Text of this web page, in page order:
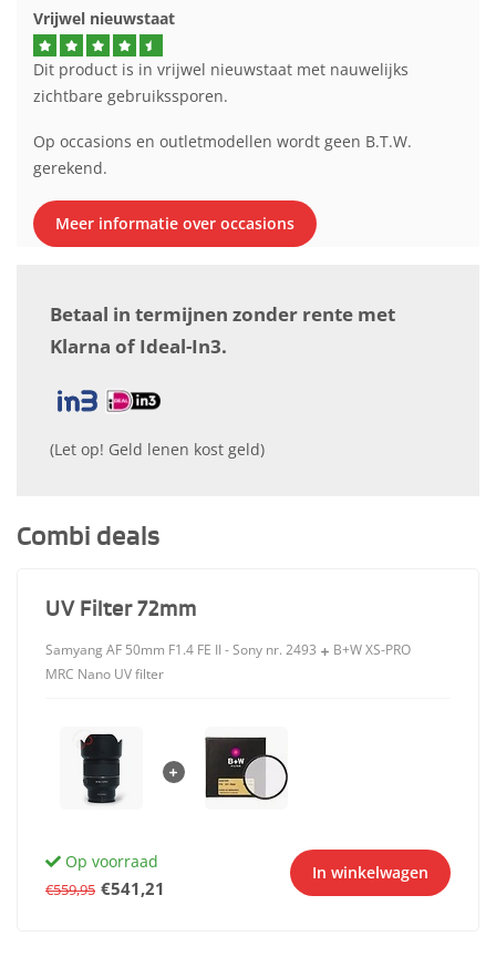
Vrijwel nieuwstaat
Dit product is in vrijwel nieuwstaat met nauwelijks
zichtbare gebruikssporen.
Op occasions en outletmodellen wordt geen B.T.W.
gerekend.
Meer informatie over occasions
Betaal in termijnen zonder rente met
Klarna of Ideal-In3.
(Let op! Geld lenen kost geld)
Combi deals
UV Filter 72mm
Samyang AF 50mm F1.4 FE II - Sony nr. 2493
B+W XS-PRO
MRC Nano UV filter
Op voorraad
€559,95 €541,21
In winkelwagen